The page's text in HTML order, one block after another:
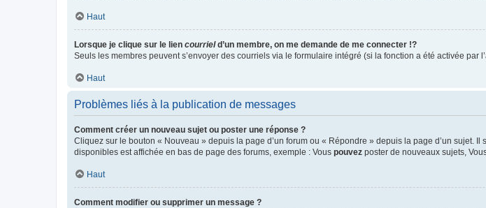
Haut
Lorsque je clique sur le lien courrield’un membre, on me demande de me connecter !?
Seuls les membres peuvent s’envoyer des courriels via le formulaire intégré (si la fonction a été activée
Haut
Problèmes liés à la publication de messages
Comment créer un nouveau sujet ou poster une réponse ?
Cliquez sur le bouton « Nouveau » depuis la page d’un forum ou « Répondre » depuis la page d’un sujet.
disponibles est affichée en bas de page des forums, exemple : Vous pouvez poster de nouveaux sujets,
Haut
Comment modifier ou supprimer un message ?